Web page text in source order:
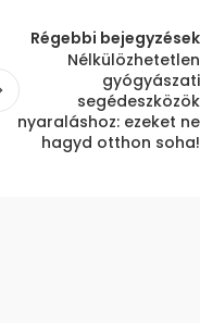
Régebbi bejegyzések
Nélkülözhetetlen
gyógyászati
segédeszközök
nyaraláshoz: ezeket ne
hagyd otthon soha!